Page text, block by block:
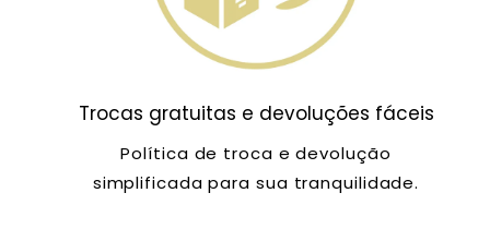
Trocas gratuitas e devoluções fáceis
Política de troca e devolução
simplificada para sua tranquilidade.